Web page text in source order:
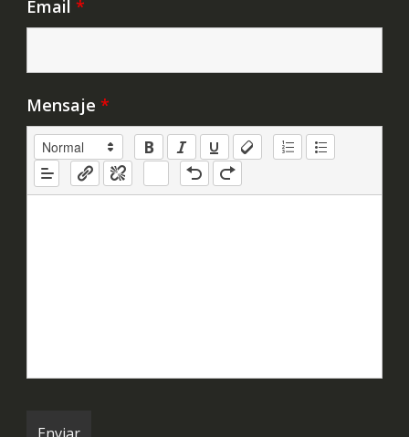
Email *
Mensaje *